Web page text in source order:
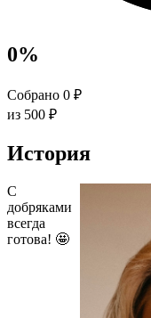
0%
Собрано 0 ₽
из 500 ₽
История
С
добряками
всегда
готова! 🤩